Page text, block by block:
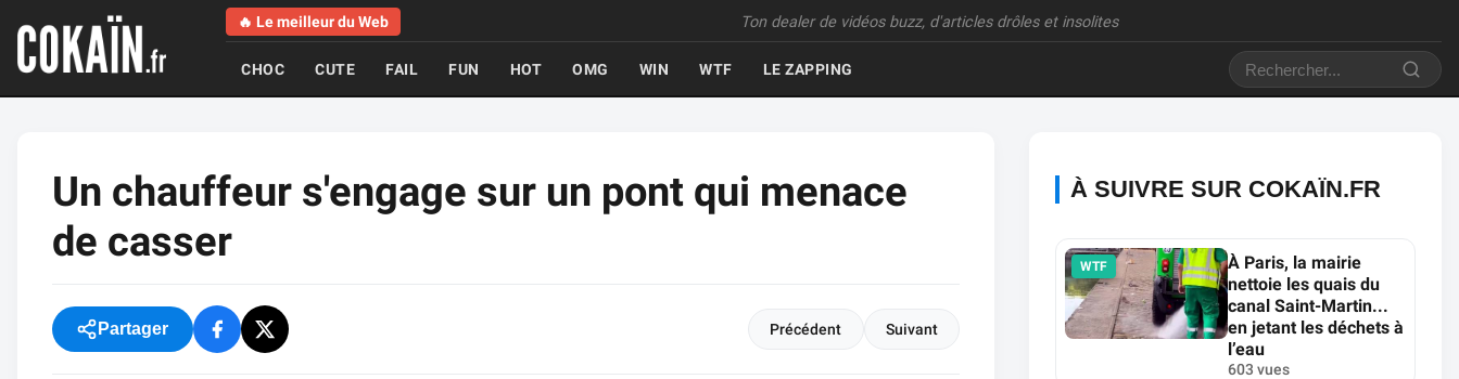
🔥 Le meilleur du Web Ton dealer de vidéos buzz, d'articles drôles et insolites
CHOC CUTE FAIL FUN HOT OMG WIN WTF LE ZAPPING
Un chauffeur s'engage sur un pont qui menace
de casser
Partager Précédent Suivant
À SUIVRE SUR COKAÏN.FR
WTF
À Paris, la mairie
nettoie les quais du
canal Saint-Martin...
en jetant les déchets à
l’eau
603 vues